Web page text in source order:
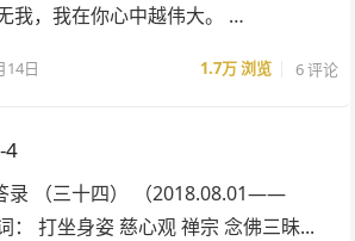
我，我在你心中越伟大。 …
14日 1.7万浏览 6 评论
4
录 （三十四） （2018.08.01——
： 打坐身姿 慈心观 禅宗 念佛三昧...